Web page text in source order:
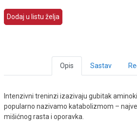
Dodaj u listu želja
Opis Sastav
Intenzivni treninzi izazivaju gubitak
popularno nazivamo katabolizmom –
mišićnog rasta i oporavka.